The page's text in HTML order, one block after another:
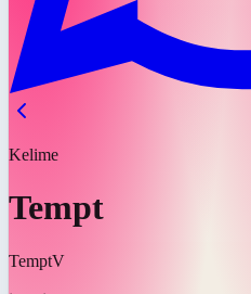
Kelime
Tempt
TemptV